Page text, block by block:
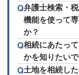
弁護士検索・
機能を使って
か？
相続にあたっ
かを知りたいで
土地を相続し